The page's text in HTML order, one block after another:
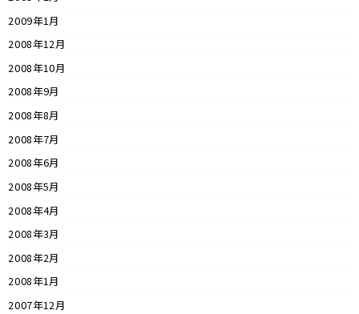
2009年1月
2008年12月
2008年10月
2008年9月
2008年8月
2008年7月
2008年6月
2008年5月
2008年4月
2008年3月
2008年2月
2008年1月
2007年12月